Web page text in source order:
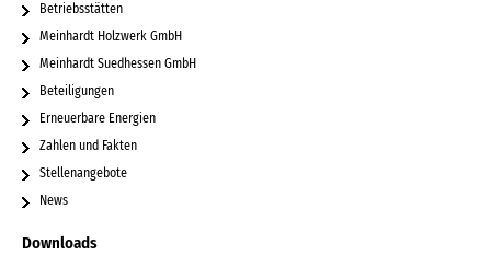
Betriebsstätten
Meinhardt Holzwerk GmbH
Meinhardt Suedhessen GmbH
Beteiligungen
Erneuerbare Energien
Zahlen und Fakten
Stellenangebote
News
Downloads